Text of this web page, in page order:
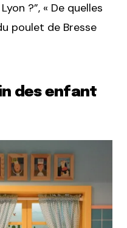
?”, « De quelles
poulet de Bresse
des enfant